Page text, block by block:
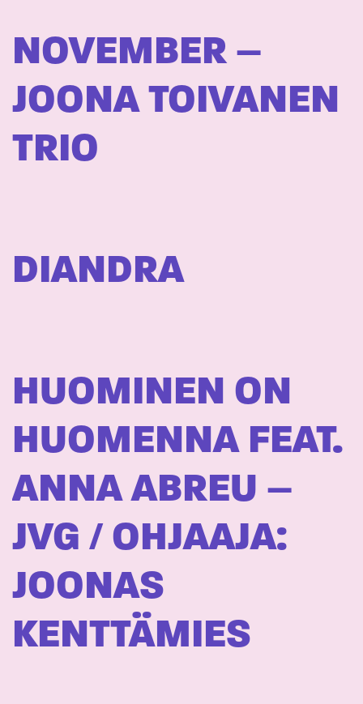
NOVEMBER –
JOONA TOIVANEN
TRIO
DIANDRA
HUOMINEN ON
HUOMENNA FEAT.
ANNA ABREU –
JVG / OHJAAJA:
JOONAS
KENTTÄMIES